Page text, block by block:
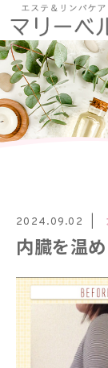
2024.09.02
内臓を温